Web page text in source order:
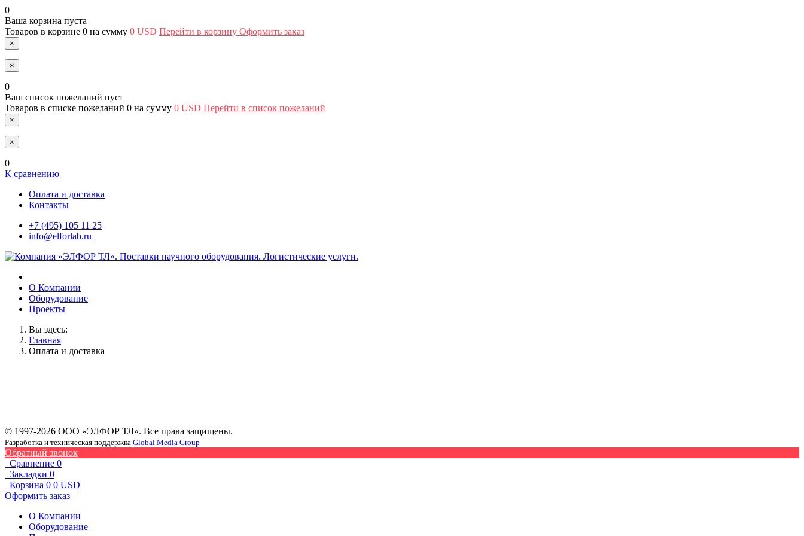
0
Ваша корзина пуста
Товаров в корзине 0 на сумму 0 USD Перейти в корзину Оформить заказ
×
×
0
Ваш список пожеланий пуст
Товаров в списке пожеланий 0 на сумму 0 USD Перейти в список пожеланий
×
×
0
К сравнению
Оплата и доставка
Контакты
+7 (495) 105 11 25
info@elforlab.ru
О Компании
Оборудование
Проекты
Вы здесь:
Главная
Оплата и доставка
© 1997-2026 ООО «ЭЛФОР ТЛ». Все права защищены.
Разработка и техническая поддержка Global Media Group
Обратный звонок
Сравнение 0
Закладки 0
Корзина 0 0 USD
Оформить заказ
О Компании
Оборудование